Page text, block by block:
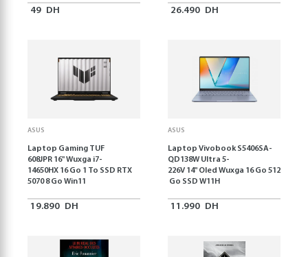
49 DH 26.490 DH
ASUS
Laptop Gaming TUF
608JPR 16'' Wuxga i7-
14650HX 16 Go 1 To SSD RTX
5070 8 Go Win11
19.890 DH
ASUS
Laptop Vivobook S5406SA-
QD138W Ultra 5-
226V 14" Oled Wuxga 16 Go 512
Go SSD W11H
11.990 DH